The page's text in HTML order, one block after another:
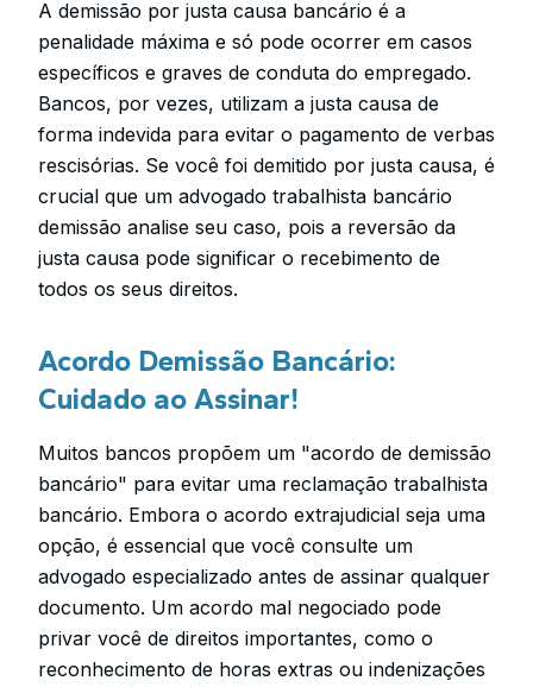
A demissão por justa causa bancário é a
penalidade máxima e só pode ocorrer em casos
específicos e graves de conduta do empregado.
Bancos, por vezes, utilizam a justa causa de
forma indevida para evitar o pagamento de verbas
rescisórias. Se você foi demitido por justa causa, é
crucial que um advogado trabalhista bancário
demissão analise seu caso, pois a reversão da
justa causa pode significar o recebimento de
todos os seus direitos.
Acordo Demissão Bancário:
Cuidado ao Assinar!
Muitos bancos propõem um "acordo de demissão
bancário" para evitar uma reclamação trabalhista
bancário. Embora o acordo extrajudicial seja uma
opção, é essencial que você consulte um
advogado especializado antes de assinar qualquer
documento. Um acordo mal negociado pode
privar você de direitos importantes, como o
reconhecimento de horas extras ou indenizações